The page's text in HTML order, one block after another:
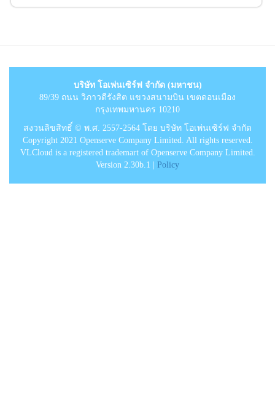
บริษัท โอเพ่นเซิร์ฟ จำกัด (มหาชน)
89/39 ถนน วิภาวดีรังสิต แขวงสนามบิน เขตดอนเมือง
กรุงเทพมหานคร 10210
สงวนลิขสิทธิ์ © พ.ศ. 2557-2564 โดย บริษัท โอเพ่นเซิร์ฟ จำกัด
Copyright 2021 Openserve Company Limited. All rights reserved.
VLCloud is a registered trademart of Openserve Company Limited.
Version 2.30b.1 |
Policy